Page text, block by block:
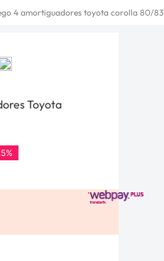
4 amortiguadores toyota corolla 80/83
Toyota